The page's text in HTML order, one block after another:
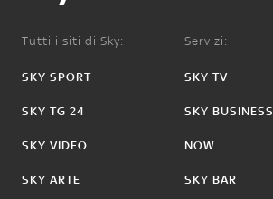
Tutti i siti di Sky:
SKY SPORT
SKY TG 24
SKY VIDEO
SKY ARTE
Servizi:
SKY TV
SKY BUSINESS
NOW
SKY BAR